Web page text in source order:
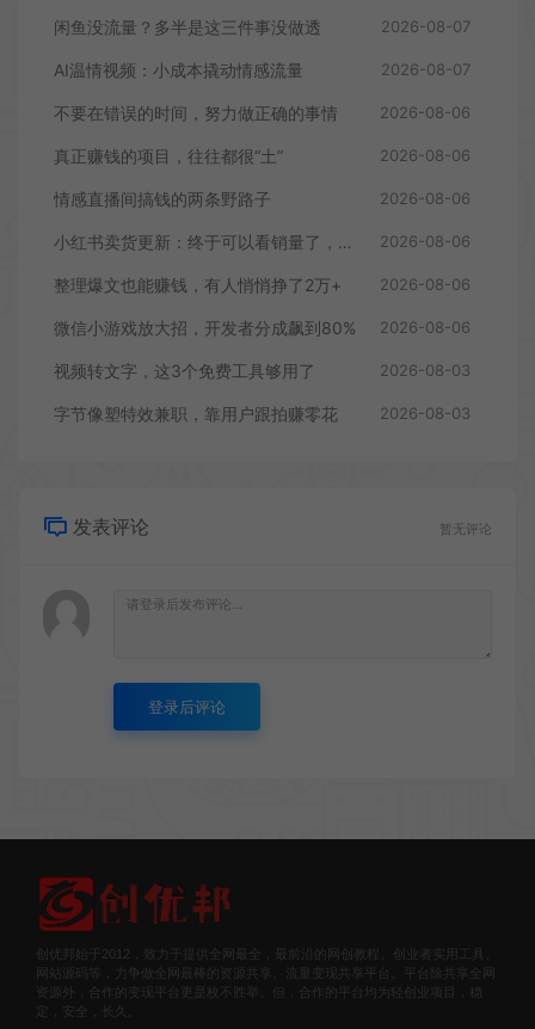
闲鱼没流量？多半是这三件事没做透 2026-08-07
AI温情视频：小成本撬动情感流量 2026-08-07
不要在错误的时间，努力做正确的事情 2026-08-06
真正赚钱的项目，往往都很“土” 2026-08-06
情感直播间搞钱的两条野路子 2026-08-06
小红书卖货更新：终于可以看销量了，行家入驻门槛曝光 2026-08-06
整理爆文也能赚钱，有人悄悄挣了2万+ 2026-08-06
微信小游戏放大招，开发者分成飙到80% 2026-08-06
视频转文字，这3个免费工具够用了 2026-08-03
字节像塑特效兼职，靠用户跟拍赚零花 2026-08-03
发表评论 暂无评论
登录后评论
创优邦始于2012，致力于提供全网最全，最前沿的网创教程、创业者实用工具、
网站源码等，力争做全网最棒的资源共享、流量变现共享平台。平台除共享全网
资源外，合作的变现平台更是枚不胜举。但，合作的平台均为轻创业项目，稳
定，安全，长久。